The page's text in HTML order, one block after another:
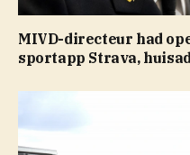
MIVD-directeur had
sportapp Strava,